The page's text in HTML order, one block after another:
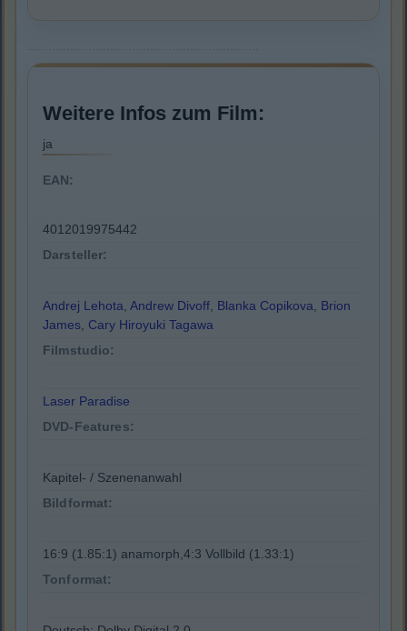
Weitere Infos zum Film:
ja
EAN:
4012019975442
Darsteller:
Andrej Lehota, Andrew Divoff, Blanka Copikova, Brion
James, Cary Hiroyuki Tagawa
Filmstudio:
Laser Paradise
DVD-Features:
Kapitel- / Szenenanwahl
Bildformat:
16:9 (1.85:1) anamorph,4:3 Vollbild (1.33:1)
Tonformat: